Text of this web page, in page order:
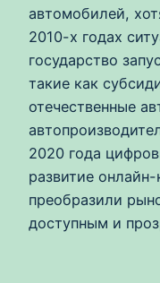
автомобилей,
2010-х годах
государство
такие как
отечественные
2020 года
развитие
преобразили
доступным и